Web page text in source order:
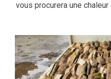
vous procurera une chaleur